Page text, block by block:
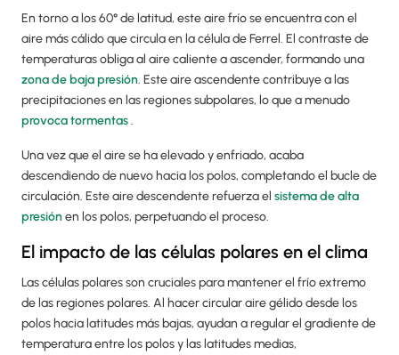
En torno a los 60° de latitud, este aire frío se encuentra con el
aire más cálido que circula en la célula de Ferrel. El contraste de
temperaturas obliga al aire caliente a ascender, formando una
zona de baja presión. Este aire ascendente contribuye a las
precipitaciones en las regiones subpolares, lo que a menudo
provoca tormentas.
Una vez que el aire se ha elevado y enfriado, acaba
descendiendo de nuevo hacia los polos, completando el bucle de
circulación. Este aire descendente refuerza el sistema de alta
presiónen los polos, perpetuando el proceso.
El impacto de las células polares en el clima
Las células polares son cruciales para mantener el frío extremo
de las regiones polares. Al hacer circular aire gélido desde los
polos hacia latitudes más bajas, ayudan a regular el gradiente de
temperatura entre los polos y las latitudes medias,